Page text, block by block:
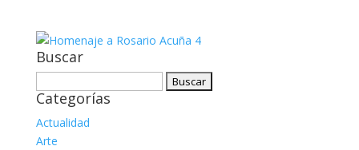
Buscar
Categorías
Actualidad
Arte